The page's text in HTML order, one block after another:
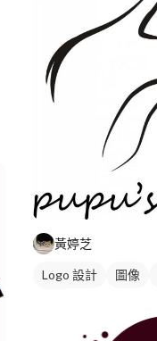
黃婷芝
Logo 設計 圖像